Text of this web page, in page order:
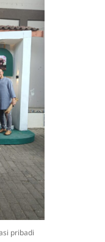
pribadi